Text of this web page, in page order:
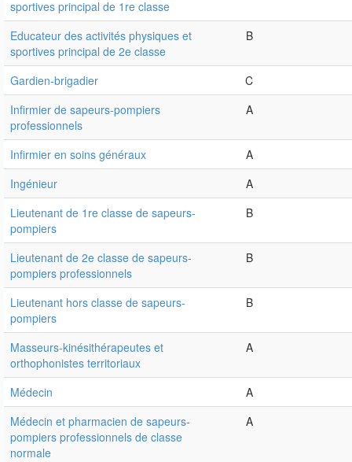
sportives principal de 1re classe
Educateur des activités physiques et
sportives principal de 2e classe
B
Gardien-brigadier
C
Infirmier de sapeurs-pompiers
professionnels
A
Infirmier en soins généraux
A
Ingénieur
A
Lieutenant de 1re classe de sapeurs-
pompiers
B
Lieutenant de 2e classe de sapeurs-
pompiers professionnels
B
Lieutenant hors classe de sapeurs-
pompiers
B
Masseurs-kinésithérapeutes et
orthophonistes territoriaux
A
Médecin
A
Médecin et pharmacien de sapeurs-
pompiers professionnels de classe
normale
A